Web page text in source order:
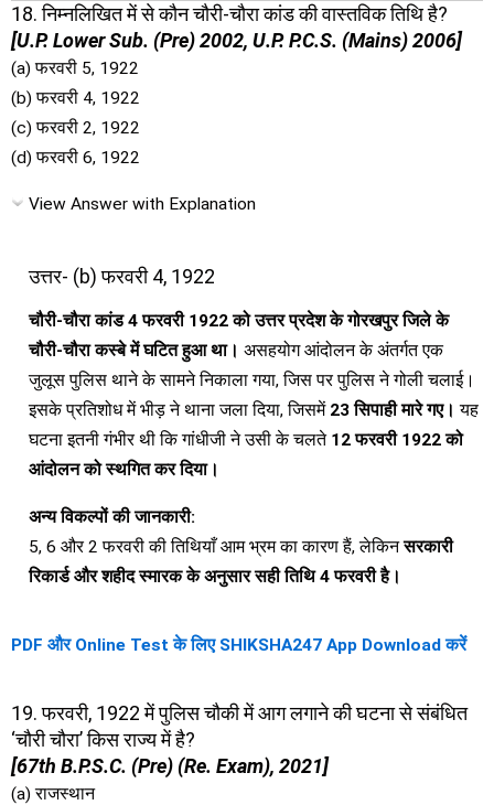
18. निम्नलिखित में से कौन चौरी-चौरा कांड की वास्तविक तिथि है?
[U.P. Lower Sub. (Pre) 2002, U.P. P.C.S. (Mains) 2006]
(a) फरवरी 5, 1922
(b) फरवरी 4, 1922
(c) फरवरी 2, 1922
(d) फरवरी 6, 1922
View Answer with Explanation
उत्तर- (b) फरवरी 4, 1922
चौरी-चौरा कांड 4 फरवरी 1922 को उत्तर प्रदेश के गोरखपुर जिले के
चौरी-चौरा कस्बे में घटित हुआ था। असहयोग आंदोलन के अंतर्गत एक
जुलूस पुलिस थाने के सामने निकाला गया, जिस पर पुलिस ने गोली चलाई।
इसके प्रतिशोध में भीड़ ने थाना जला दिया, जिसमें 23 सिपाही मारे गए। यह
घटना इतनी गंभीर थी कि गांधीजी ने उसी के चलते 12 फरवरी 1922 को
आंदोलन को स्थगित कर दिया।
अन्य विकल्पों की जानकारी:
5, 6 और 2 फरवरी की तिथियाँ आम भ्रम का कारण हैं, लेकिनसरकारी
रिकार्ड और शहीद स्मारक के अनुसार सही तिथि 4 फरवरी है।
PDF और Online Test के लिए SHIKSHA247 App Download करें
19. फरवरी, 1922 में पुलिस चौकी में आग लगाने की घटना से संबंधित
‘चौरी चौरा’ किस राज्य में है?
[67th B.P.S.C. (Pre) (Re. Exam), 2021]
(a) राजस्थान